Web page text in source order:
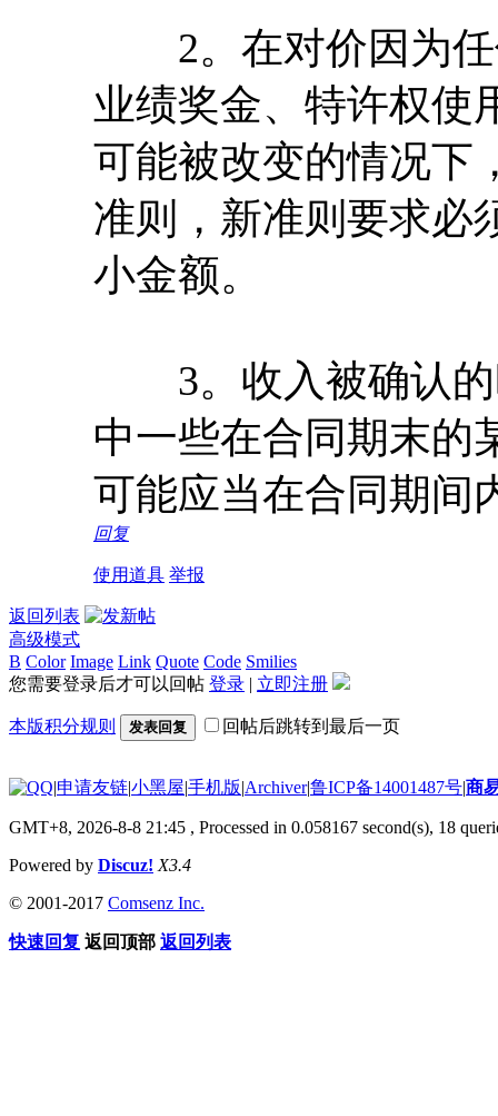
2。在对价因为任
业绩奖金、特许权使
可能被改变的情况下
准则，新准则要求必
小金额。
3。收入被确认的
中一些在合同期末的
可能应当在合同期间
回复
使用道具 举报
返回列表
高级模式
B Color Image Link Quote Code Smilies
您需要登录后才可以回帖 登录 | 立即注册
本版积分规则 发表回复 回帖后跳转到最后一页
|申请友链|小黑屋|手机版|Archiver|鲁ICP备14001487号|商
GMT+8, 2026-8-8 21:45 , Processed in 0.058167 second(s), 18
Powered by Discuz! X3.4
© 2001-2017 Comsenz Inc.
快速回复 返回顶部 返回列表